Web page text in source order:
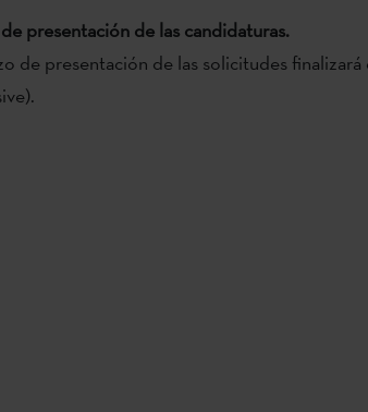
presentación de las candidaturas.
de presentación de las solicitudes finalizará